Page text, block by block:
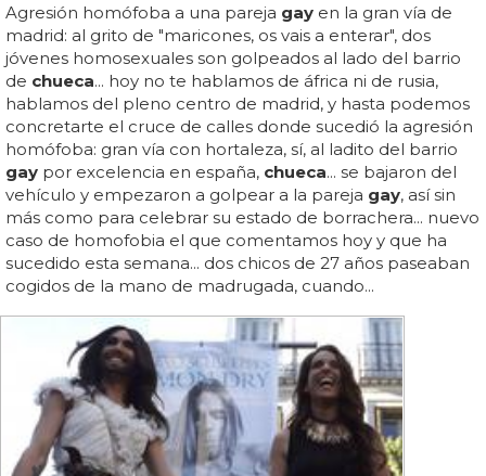
Agresión homófoba a una pareja gay en la gran vía de
madrid: al grito de "maricones, os vais a enterar", dos
jóvenes homosexuales son golpeados al lado del barrio
de chueca... hoy no te hablamos de áfrica ni de rusia,
hablamos del pleno centro de madrid, y hasta podemos
concretarte el cruce de calles donde sucedió la agresión
homófoba: gran vía con hortaleza, sí, al ladito del barrio
gay por excelencia en españa, chueca... se bajaron del
vehículo y empezaron a golpear a la pareja gay, así sin
más como para celebrar su estado de borrachera... nuevo
caso de homofobia el que comentamos hoy y que ha
sucedido esta semana... dos chicos de 27 años paseaban
cogidos de la mano de madrugada, cuando...